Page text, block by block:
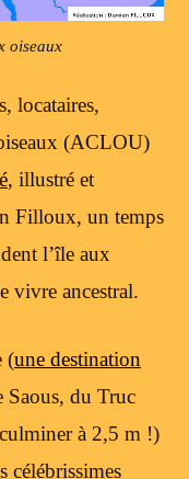
oiseaux
locataires,
(ACLOU)
, illustré et
Filloux, un temps
l’île aux
vivre ancestral.
(une destination
Saous, du Truc
à 2,5 m !)
célébrissimes